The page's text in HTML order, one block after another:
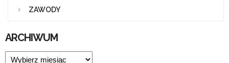
ZAWODY
ARCHIWUM
ARCHIWUM